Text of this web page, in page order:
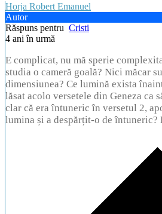
Horja Robert Emanuel
Autor
Răspuns pentru Cristi
4 ani în urmă
E complicat, nu mă sperie
studia o cameră goală? Nici măcar
dimensiunea? Ce lumină exista
lăsat acolo versetele din Geneza ca
clar că era întuneric în versetul 2,
lumina și a despărțit-o de întuneric?